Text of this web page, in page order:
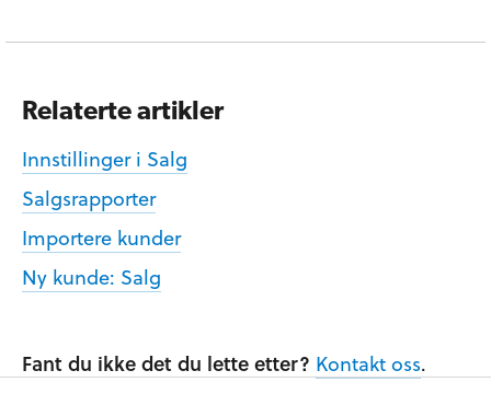
Relaterte artikler
Innstillinger i Salg
Salgsrapporter
Importere kunder
Ny kunde: Salg
Fant du ikke det du lette etter? Kontakt oss.